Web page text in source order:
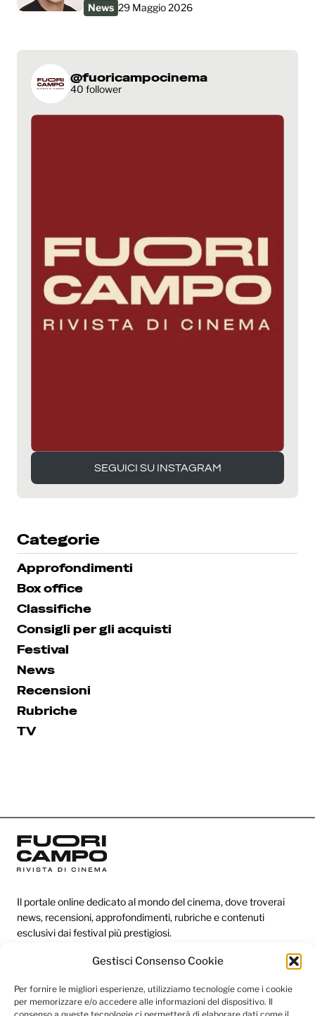
Gestisci Consenso Cookie
Per fornire le migliori esperienze, utilizziamo tecnologie come i cookie
per memorizzare e/o accedere alle informazioni del dispositivo. Il
News 29 Maggio 2026
@fuoricampocinema
40 follower
SEGUICI SU INSTAGRAM
SEGUICI SU INSTAGRAM
Categorie
Approfondimenti
Box office
Classifiche
Consigli per gli acquisti
Festival
News
Recensioni
Rubriche
TV
Il portale online dedicato al mondo del cinema, dove troverai
news, recensioni, approfondimenti, rubriche e contenuti
esclusivi dai festival più prestigiosi.
Redazione